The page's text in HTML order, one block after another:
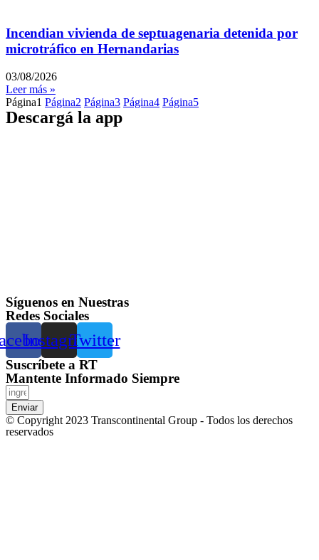
Incendian vivienda de septuagenaria detenida por
microtráfico en Hernandarias
03/08/2026
Leer más »
Página1 Página2 Página3 Página4 Página5
Descargá la app
Síguenos en Nuestras
Redes Sociales
InstagramTwitter
Suscríbete a RT
Mantente Informado Siempre
Enviar
© Copyright 2023 Transcontinental Group - Todos los derechos
reservados